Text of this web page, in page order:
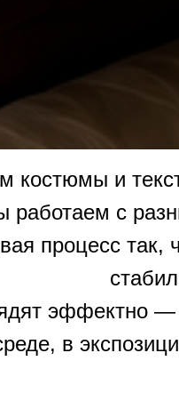
костюмы и
работаем с
процесс так,
эффектно —
в